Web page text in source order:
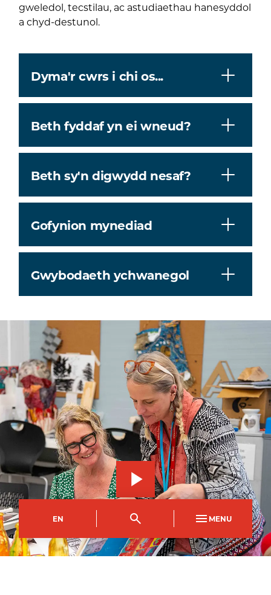
EN MENU
gweledol, tecstilau, ac astudiaethau hanesyddol
a chyd-destunol.
Dyma'r cwrs i chi os...
Beth fyddaf yn ei wneud?
Beth sy'n digwydd nesaf?
Gofynion mynediad
Gwybodaeth ychwanegol